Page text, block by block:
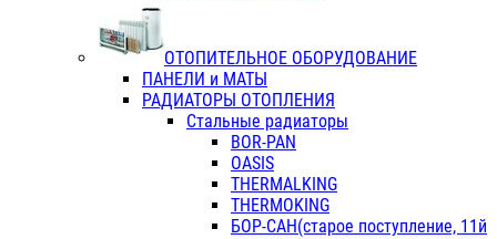
ОТОПИТЕЛЬНОЕ ОБОРУДОВАНИЕ
ПАНЕЛИ и МАТЫ
РАДИАТОРЫ ОТОПЛЕНИЯ
Стальные радиаторы
BOR-PAN
OASIS
THERMALKING
THERMOKING
БОР-САН(старое поступление, 11й